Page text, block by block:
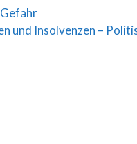
und Insolvenzen –